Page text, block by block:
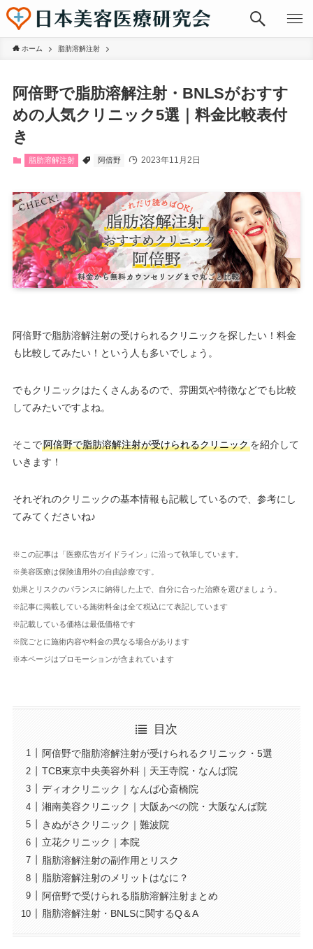
ホーム 脂肪溶解注射
阿倍野で脂肪溶解注射・BNLSがおすす
めの人気クリニック5選｜料金比較表付
き
脂肪溶解注射 阿倍野 2023年11月2日
阿倍野で脂肪溶解注射の受けられるクリニックを探したい！料金
も比較してみたい！という人も多いでしょう。
でもクリニックはたくさんあるので、雰囲気や特徴などでも比較
してみたいですよね。
そこで阿倍野で脂肪溶解注射が受けられるクリニックを紹介して
いきます！
それぞれのクリニックの基本情報も記載しているので、参考にし
てみてくださいね♪
※この記事は「医療広告ガイドライン」に沿って執筆しています。
※美容医療は保険適用外の自由診療です。
効果とリスクのバランスに納得した上で、自分に合った治療を選びましょう。
※記事に掲載している施術料金は全て税込にて表記しています
※記載している価格は最低価格です
※院ごとに施術内容や料金の異なる場合があります
※本ページはプロモーションが含まれています
目次
阿倍野で脂肪溶解注射が受けられるクリニック・5選
TCB東京中央美容外科｜天王寺院・なんば院
ディオクリニック｜なんば心斎橋院
湘南美容クリニック｜大阪あべの院・大阪なんば院
きぬがさクリニック｜難波院
立花クリニック｜本院
脂肪溶解注射の副作用とリスク
脂肪溶解注射のメリットはなに？
阿倍野で受けられる脂肪溶解注射まとめ
脂肪溶解注射・BNLSに関するQ＆A